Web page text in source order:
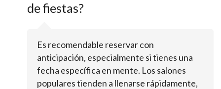
de fiestas?
Es recomendable reservar con
anticipación, especialmente si tienes una
fecha específica en mente. Los salones
populares tienden a llenarse rápidamente,